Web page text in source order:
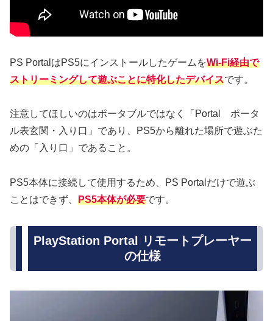
PS PortalはPS5にインストールしたゲームをWi-Fi経由で
ストリーミングして遊ぶことに特化したデバイスです。
注意してほしいのはポータブルではなく「Portal ポータ
ル表玄関・入り口」であり、PS5から離れた場所で遊ぶた
めの「入り口」であること。
PS5本体に接続して使用するため、PS Portalだけで遊ぶ
ことはできず、 PS5本体が必要です。
PlayStation Portal リモートプレーヤー
の仕様